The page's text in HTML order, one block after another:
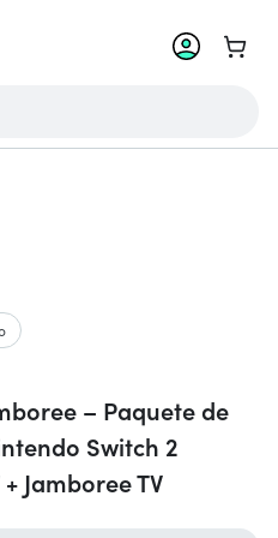
Ga
– Paquete de
Switch 2
Jamboree TV